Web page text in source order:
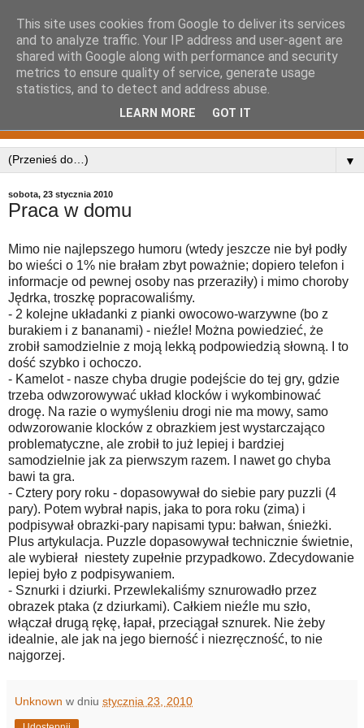
▼
sobota, 23 stycznia 2010
Praca w domu
Mimo nie najlepszego humoru (wtedy jeszcze nie był podły
bo wieści o 1% nie brałam zbyt poważnie; dopiero telefon i
informacje od pewnej osoby nas przeraziły) i mimo choroby
Jędrka, troszkę popracowaliśmy.
- 2 kolejne układanki z pianki owocowo-warzywne (bo z
burakiem i z bananami) - nieźle! Można powiedzieć, że
zrobił samodzielnie z moją lekką podpowiedzią słowną. I to
dość szybko i ochoczo.
- Kamelot - nasze chyba drugie podejście do tej gry, gdzie
trzeba odwzorowywać układ klocków i wykombinować
drogę. Na razie o wymyśleniu drogi nie ma mowy, samo
odwzorowanie klocków z obrazkiem jest wystarczająco
problematyczne, ale zrobił to już lepiej i bardziej
samodzielnie jak za pierwszym razem. I nawet go chyba
bawi ta gra.
- Cztery pory roku - dopasowywał do siebie pary puzzli (4
pary). Potem wybrał napis, jaka to pora roku (zima) i
podpisywał obrazki-pary napisami typu: bałwan, śnieżki.
Plus artykulacja. Puzzle dopasowywał technicznie świetnie,
ale wybierał niestety zupełnie przypadkowo. Zdecydowanie
lepiej było z podpisywaniem.
- Sznurki i dziurki. Przewlekaliśmy sznurowadło przez
obrazek ptaka (z dziurkami). Całkiem nieźle mu szło,
włączał drugą rękę, łapał, przeciągał sznurek. Nie żeby
idealnie, ale jak na jego bierność i niezręczność, to nie
najgorzej.
Unknown w dniu stycznia 23, 2010
This site uses cookies from Google to deliver its services
and to analyze traffic. Your IP address and user-agent are
shared with Google along with performance and security
metrics to ensure quality of service, generate usage
statistics, and to detect and address abuse.
LEARN MORE GOT IT